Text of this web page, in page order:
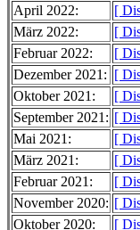
April 2022:
[
März 2022:
[
Februar 2022:
[
Dezember 2021: [
Oktober 2021:
[
September 2021: [
Mai 2021:
[
März 2021:
[
Februar 2021:
[
November 2020: [
Oktober 2020:
[